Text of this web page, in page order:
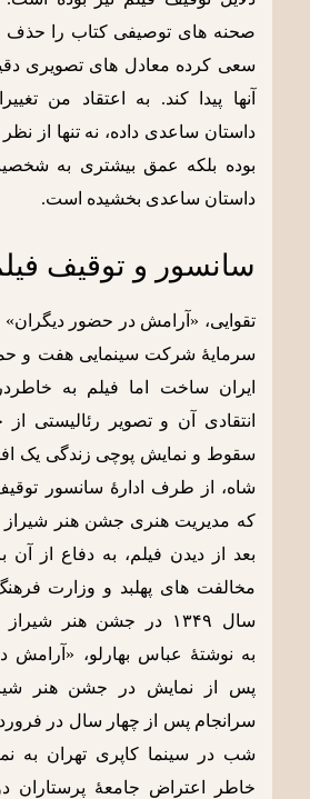
صحنه های توصیفی کتاب را حذف
سعی کرده معادل های تصویری
آنها پیدا کند. به اعتقاد من
داستان ساعدی داده، نه تنها از
بوده بلکه عمق بیشتری به
داستان ساعدی بخشیده است.
سانسور و توقیف
سرمایۀ شرکت سینمایی هفت و
ایران ساخت اما فیلم به
انتقادی آن و تصویر رئالیستی
سقوط و نمایش پوچی زندگی یک
شاه، از طرف ادارۀ سانسور
که مدیریت هنری جشن هنر شیراز
بعد از دیدن فیلم، به دفاع از
مخالفت های پهلبد و وزارت
سال ۱۳۴۹ در جشن هنر
به نوشتۀ عباس بهارلو، «آرامش
پس از نمایش در جشن هنر
شب در سینما کاپری تهران به
خاطر اعتراض جامعۀ پرستاران